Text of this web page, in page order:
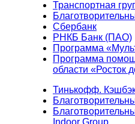
Транспортная
Сбербанк
РНКБ Банк (ПАО)
Программа
Программа
области «Росток
Тинькофф.
Indoor Group